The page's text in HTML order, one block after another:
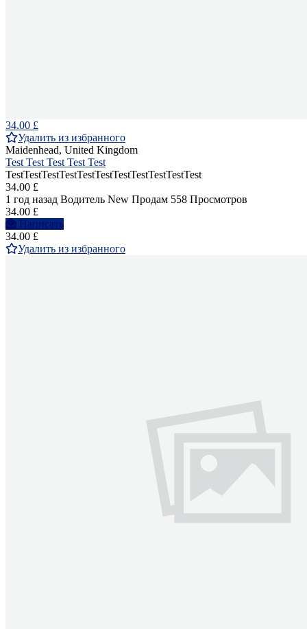
34.00 £
Удалить из избранного
Maidenhead, United Kingdom
Test Test Test Test Test
TestTestTestTestTestTestTestTestTestTestTest
34.00 £
1 год назад Водитель New Продам 558 Просмотров
34.00 £
Написать
34.00 £
Удалить из избранного